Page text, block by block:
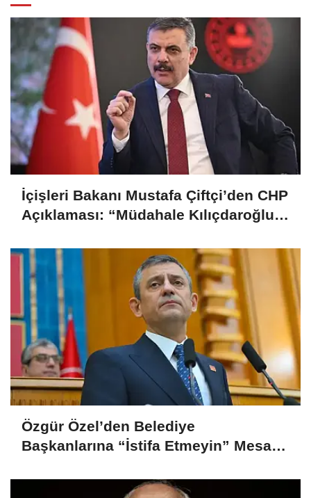
İçişleri Bakanı Mustafa Çiftçi’den CHP
Açıklaması: “Müdahale Kılıçdaroğlu
Özgür Özel’den Belediye
Başkanlarına “İstifa Etmeyin” Mesajı: